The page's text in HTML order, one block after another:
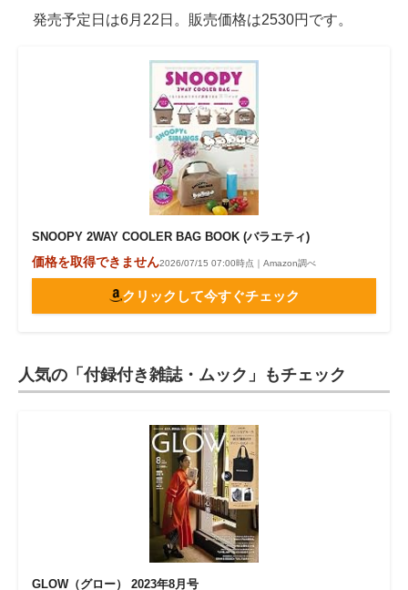
発売予定日は6月22日。販売価格は2530円です。
SNOOPY 2WAY COOLER BAG BOOK (バラエティ)
価格を取得できません2026/07/15 07:00時点｜Amazon調べ
クリックして今すぐチェック
人気の「付録付き雑誌・ムック」もチェック
GLOW（グロー） 2023年8月号